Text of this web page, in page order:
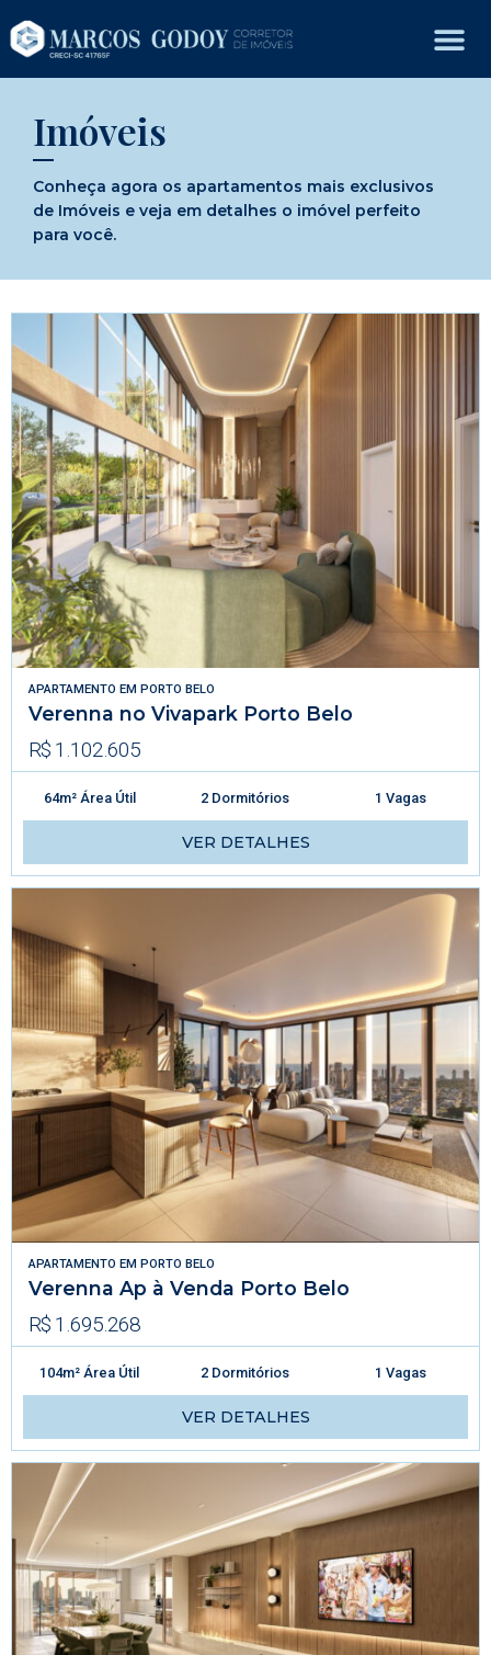
Imóveis
Conheça agora os apartamentos mais exclusivos
de Imóveis e veja em detalhes o imóvel perfeito
para você.
APARTAMENTO EM PORTO BELO
Verenna no Vivapark Porto Belo
R$ 1.102.605
64m² Área Útil 2 Dormitórios 1 Vagas
VER DETALHES
APARTAMENTO EM PORTO BELO
Verenna Ap à Venda Porto Belo
R$ 1.695.268
104m² Área Útil 2 Dormitórios 1 Vagas
VER DETALHES